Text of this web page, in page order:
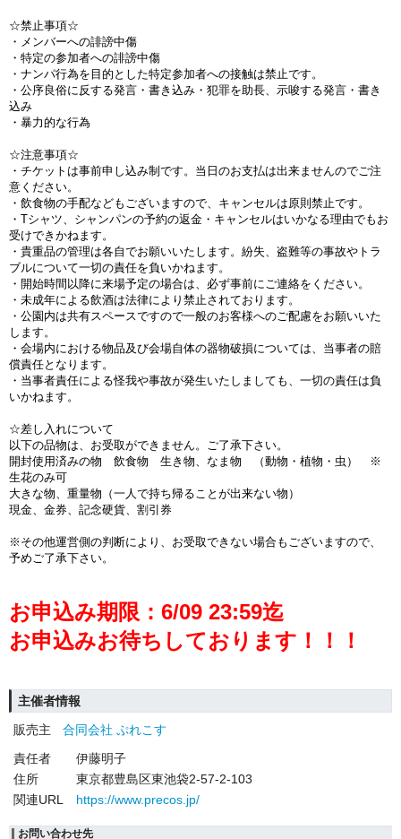
☆禁止事項☆
・メンバーへの誹謗中傷
・特定の参加者への誹謗中傷
・ナンパ行為を目的とした特定参加者への接触は禁止です。
・公序良俗に反する発言・書き込み・犯罪を助長、示唆する発言・書き
込み
・暴力的な行為
☆注意事項☆
・チケットは事前申し込み制です。当日のお支払は出来ませんのでご注
意ください。
・飲食物の手配などもございますので、キャンセルは原則禁止です。
・Tシャツ、シャンパンの予約の返金・キャンセルはいかなる理由でもお
受けできかねます。
・貴重品の管理は各自でお願いいたします。紛失、盗難等の事故やトラ
ブルについて一切の責任を負いかねます。
・開始時間以降に来場予定の場合は、必ず事前にご連絡をください。
・未成年による飲酒は法律により禁止されております。
・公園内は共有スペースですので一般のお客様へのご配慮をお願いいた
します。
・会場内における物品及び会場自体の器物破損については、当事者の賠
償責任となります。
・当事者責任による怪我や事故が発生いたしましても、一切の責任は負
いかねます。
☆差し入れについて
以下の品物は、お受取ができません。ご了承下さい。
開封使用済みの物 飲食物 生き物、なま物 （動物・植物・虫） ※
生花のみ可
大きな物、重量物（一人で持ち帰ることが出来ない物）
現金、金券、記念硬貨、割引券
※その他運営側の判断により、お受取できない場合もございますので、
予めご了承下さい。
お申込み期限：6/09 23:59迄
お申込みお待ちしております！！！
主催者情報
販売主
合同会社 ぷれこす
責任者
伊藤明子
住所
東京都豊島区東池袋2-57-2-103
関連URL
https://www.precos.jp/
お問い合わせ先